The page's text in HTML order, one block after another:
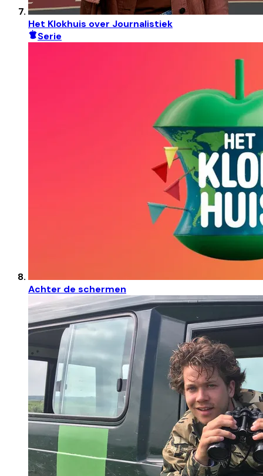
Het Klokhuis over Journalistiek
Serie
Achter de schermen